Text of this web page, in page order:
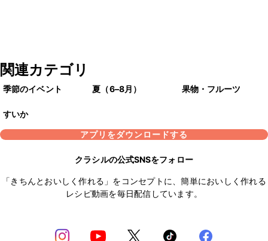
関連カテゴリ
季節のイベント 夏（6–8月） 果物・フルーツ
すいか
アプリをダウンロードする
クラシルの公式SNSをフォロー
「きちんとおいしく作れる」をコンセプトに、簡単においしく作れる
レシピ動画を毎日配信しています。